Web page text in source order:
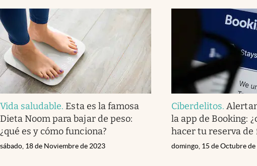
Vida saludable. Esta es la famosa
Dieta Noom para bajar de peso:
¿qué es y cómo funciona?
sábado, 18 de Noviembre de 2023
Ciberdelitos.
la app de Booking:
hacer tu reserva de
domingo, 15 de Octubre